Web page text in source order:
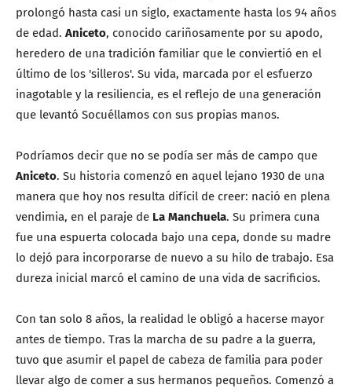
prolongó hasta casi un siglo, exactamente hasta los 94 años
de edad. Aniceto, conocido cariñosamente por su apodo,
heredero de una tradición familiar que le conviertió en el
último de los 'silleros'. Su vida, marcada por el esfuerzo
inagotable y la resiliencia, es el reflejo de una generación
que levantó Socuéllamos con sus propias manos.
Podríamos decir que no se podía ser más de campo que
Aniceto. Su historia comenzó en aquel lejano 1930 de una
manera que hoy nos resulta difícil de creer: nació en plena
vendimia, en el paraje de La Manchuela. Su primera cuna
fue una espuerta colocada bajo una cepa, donde su madre
lo dejó para incorporarse de nuevo a su hilo de trabajo. Esa
dureza inicial marcó el camino de una vida de sacrificios.
Con tan solo 8 años, la realidad le obligó a hacerse mayor
antes de tiempo. Tras la marcha de su padre a la guerra,
tuvo que asumir el papel de cabeza de familia para poder
llevar algo de comer a sus hermanos pequeños. Comenzó a